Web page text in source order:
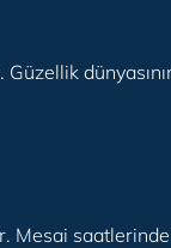
Mesai